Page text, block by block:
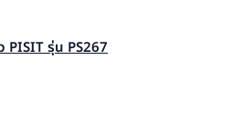
PISIT รุ่น PS267